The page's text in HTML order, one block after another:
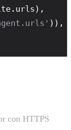
)),
con HTTPS